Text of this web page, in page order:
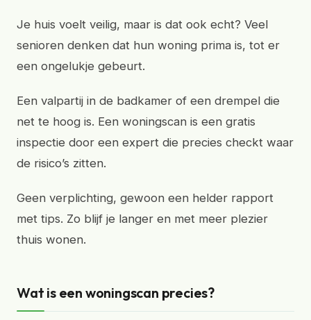
Je huis voelt veilig, maar is dat ook echt? Veel
senioren denken dat hun woning prima is, tot er
een ongelukje gebeurt.
Een valpartij in de badkamer of een drempel die
net te hoog is. Een woningscan is een gratis
inspectie door een expert die precies checkt waar
de risico’s zitten.
Geen verplichting, gewoon een helder rapport
met tips. Zo blijf je langer en met meer plezier
thuis wonen.
Wat is een woningscan precies?